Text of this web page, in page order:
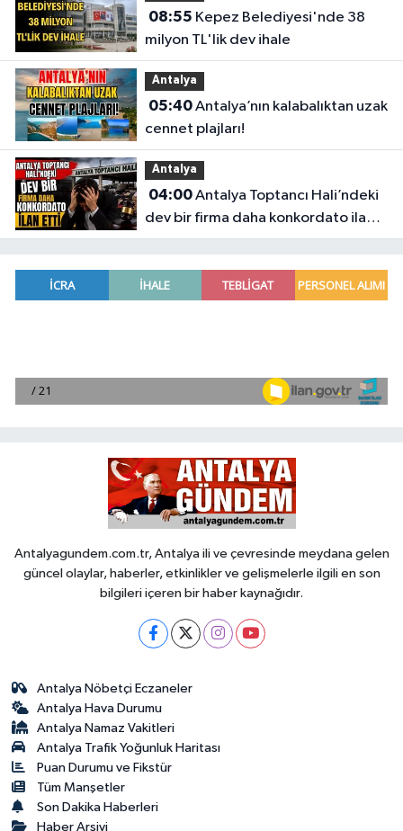
08:55
milyon TL'lik dev ihale
Antalya
05:40Antalya’nın kalabalıktan uzak
cennet plajları!
Antalya
04:00Antalya Toptancı Hali’ndeki
dev bir firma daha konkordato ilan
etti
Antalyagundem.com.tr, Antalya ili ve çevresinde meydana gelen
güncel olaylar, haberler, etkinlikler ve gelişmelerle ilgili en son
bilgileri içeren bir haber kaynağıdır.
Antalya Nöbetçi Eczaneler
Antalya Hava Durumu
Antalya Namaz Vakitleri
Antalya Trafik Yoğunluk Haritası
Puan Durumu ve Fikstür
Tüm Manşetler
Son Dakika Haberleri
Haber Arşivi